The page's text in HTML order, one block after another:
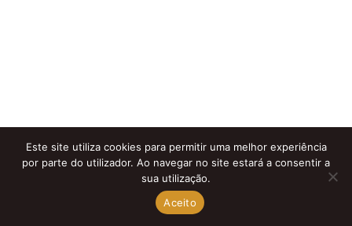
Este site utiliza cookies para permitir uma melhor experiência
por parte do utilizador. Ao navegar no site estará a consentir a
sua utilização.
Aceito